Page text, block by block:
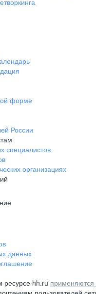
форме
России
специалистов
организациях
данных
hh.ru применяются